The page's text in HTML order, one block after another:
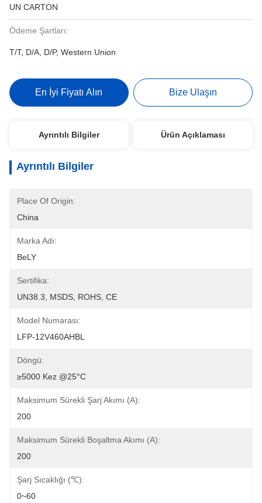
UN CARTON
Ödeme Şartları:
T/T, D/A, D/P, Western Union
En İyi Fiyatı Alın Bize Ulaşın
Ayrıntılı Bilgiler Ürün Açıklaması
Ayrıntılı Bilgiler
Place Of Origin:
China
Marka Adı:
BeLY
Sertifika:
UN38.3, MSDS, ROHS, CE
Model Numarası:
LFP-12V460AHBL
Döngü:
≥5000 Kez @25°C
Maksimum Sürekli Şarj Akımı (A):
200
Maksimum Sürekli Boşaltma Akımı (A):
200
Şarj Sıcaklığı (℃):
0~60